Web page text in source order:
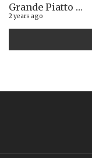
Grande Piatto al rist. Quintilio di Altare SV: Carrè di agnello in crosta di erbe aromatiche liguri
2 years ago